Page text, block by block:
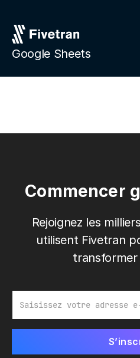
Google Sheets
Commencer
Rejoignez les
utilisent Fivetran